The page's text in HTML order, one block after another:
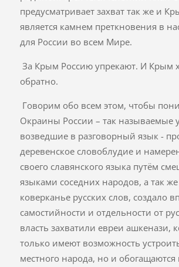
предусматривает захват так же и
является камнем преткновения в
для России во всем Мире.
За Крым Россию упрекают. И Крым
обратно.
Говорим обо всем этом, чтобы
Окраины России – так называемые
возведшие в разговорный язык -
деревенское словоблудие и
своего славянского языка путём
языками соседних народов, а так
коверканье русских слов, создало
самостийности и отдельности от
власть захватили евреи ашкенази,
только имеют возможность
местного народа, но и